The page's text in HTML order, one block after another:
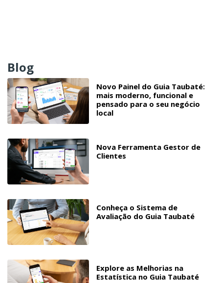
Blog
Novo Painel do Guia Taubaté:
mais moderno, funcional e
pensado para o seu negócio
local
Nova Ferramenta Gestor de
Clientes
Conheça o Sistema de
Avaliação do Guia Taubaté
Explore as Melhorias na
Estatística no Guia Taubaté